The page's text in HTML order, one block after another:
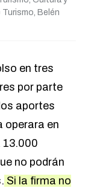
Belén
en tres
por parte
aportes
operara en
13.000
no podrán
Si la firma no